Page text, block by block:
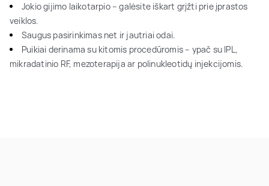
Jokio gijimo laikotarpio – galėsite iškart grįžti prie įprastos
veiklos.
Saugus pasirinkimas net ir jautriai odai.
Puikiai derinama su kitomis procedūromis – ypač su IPL,
mikradatinio RF, mezoterapija ar polinukleotidų injekcijomis.